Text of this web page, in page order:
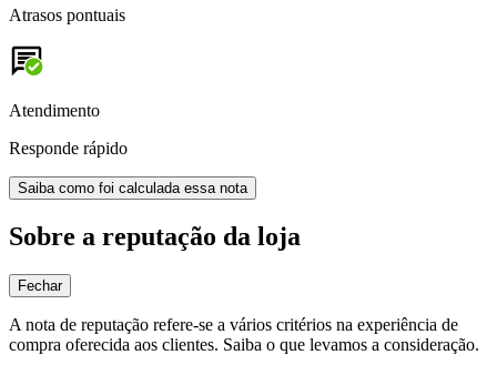
Atrasos pontuais
Atendimento
Responde rápido
Saiba como foi calculada essa nota
Sobre a reputação da loja
Fechar
A nota de reputação refere-se a vários critérios na experiência de
compra oferecida aos clientes. Saiba o que levamos a consideração.